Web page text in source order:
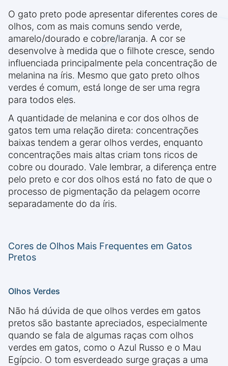
O gato preto pode apresentar diferentes cores de
olhos, com as mais comuns sendo verde,
amarelo/dourado e cobre/laranja. A cor se
desenvolve à medida que o filhote cresce, sendo
influenciada principalmente pela concentração de
melanina na íris. Mesmo que gato preto olhos
verdes é comum, está longe de ser uma regra
para todos eles.
A quantidade de melanina e cor dos olhos de
gatos tem uma relação direta: concentrações
baixas tendem a gerar olhos verdes, enquanto
concentrações mais altas criam tons ricos de
cobre ou dourado. Vale lembrar, a diferença entre
pelo preto e cor dos olhos está no fato de que o
processo de pigmentação da pelagem ocorre
separadamente do da íris.
Cores de Olhos Mais Frequentes em Gatos
Pretos
Olhos Verdes
Não há dúvida de que olhos verdes em gatos
pretos são bastante apreciados, especialmente
quando se fala de algumas raças com olhos
verdes em gatos, como o Azul Russo e o Mau
Egípcio. O tom esverdeado surge graças a uma